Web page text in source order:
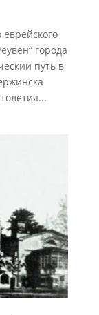
города
путь в